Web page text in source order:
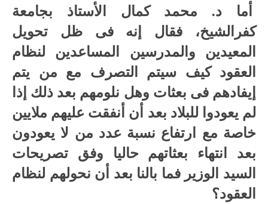
أما د. محمد كمال الأستاذ بجامعة
كفرالشيخ، فقال إنه فى ظل تحويل
المعيدين والمدرسين المساعدين لنظام
العقود كيف سيتم التصرف مع من يتم
إيفادهم فى بعثات وهل نلومهم بعد ذلك إذا
لم يعودوا للبلاد بعد أن أنفقت عليهم ملايين
خاصة مع ارتفاع نسبة عدد من لا يعودون
بعد انتهاء بعثاتهم حاليا وفق تصريحات
السيد الوزير فما بالنا بعد أن نحولهم لنظام
العقود؟